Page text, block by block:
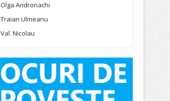
Olga Andronachi
Traian Ulmeanu
Val. Nicolau